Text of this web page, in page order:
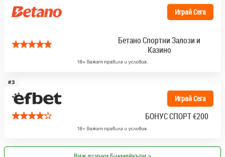
Играй Сега
Бетано Спортни Залози и
Казино
#3
Играй Сега
БОНУС СПОРТ€200